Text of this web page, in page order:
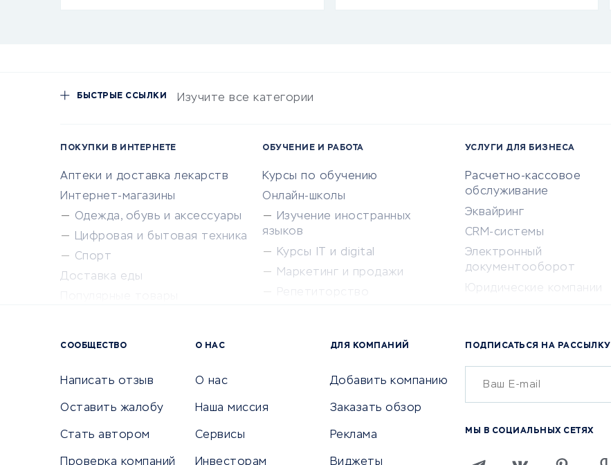
БЫСТРЫЕ ССЫЛКИ Изучите все категории
ПОКУПКИ В ИНТЕРНЕТЕ
Аптеки и доставка лекарств
Интернет-магазины
Одежда, обувь и аксессуары
Цифровая и бытовая техника
Спорт
Доставка еды
ОБУЧЕНИЕ И РАБОТА
Курсы по обучению
Онлайн-школы
Изучение иностранных
языков
Курсы IT и digital
Маркетинг и продажи
Сетевой маркетинг
УСЛУГИ ДЛЯ БИЗНЕСА
Расчетно-кассовое
обслуживание
Эквайринг
CRM-системы
Электронный
документооборот
Юридические компании
Бухгалтерия онлайн
Онлайн-кассы
SERM
СООБЩЕСТВО
Написать отзыв
Оставить жалобу
Стать автором
Проверка компаний
О НАС
О нас
Наша миссия
Сервисы
Инвесторам
ДЛЯ КОМПАНИЙ
Добавить компанию
Заказать обзор
Реклама
Виджеты
ПОДПИСАТЬСЯ НА РАССЫЛКУ
МЫ В СОЦИАЛЬНЫХ СЕТЯХ